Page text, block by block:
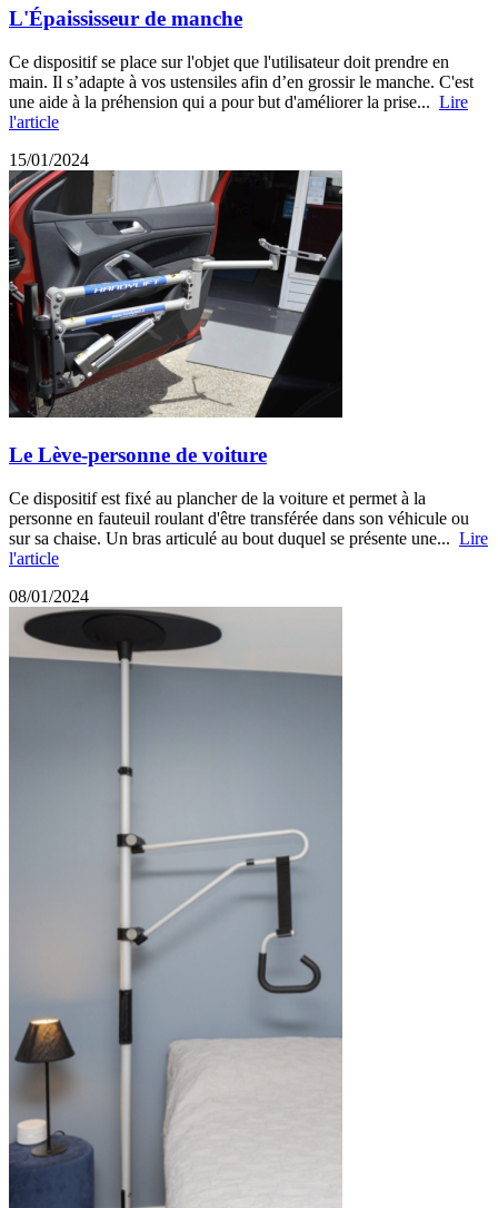
L'Épaississeur de manche
Ce dispositif se place sur l'objet que l'utilisateur doit prendre en
main. Il s’adapte à vos ustensiles afin d’en grossir le manche. C'est
une aide à la préhension qui a pour but d'améliorer la prise... Lire
l'article
15/01/2024
Le Lève-personne de voiture
Ce dispositif est fixé au plancher de la voiture et permet à la
personne en fauteuil roulant d'être transférée dans son véhicule ou
sur sa chaise. Un bras articulé au bout duquel se présente une... Lire
l'article
08/01/2024